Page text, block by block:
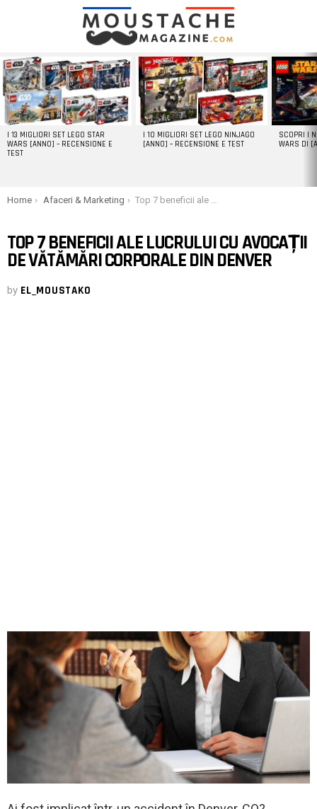
LATEST
STORIES
I 13 MIGLIORI SET LEGO STAR
WARS [ANNO] – RECENSIONE E
TEST
I 10 MIGLIORI SET LEGO NINJAGO
[ANNO] – RECENSIONE E TEST
SCOPRI I
WARS DI
You are here:
Home Afaceri & Marketing Top 7 beneficii ale lucrului cu avocații de vătămări corporale din Denver
TOP 7 BENEFICII ALE LUCRULUI CU AVOCAȚII
DE VĂTĂMĂRI CORPORALE DIN DENVER
by EL_MOUSTAKO